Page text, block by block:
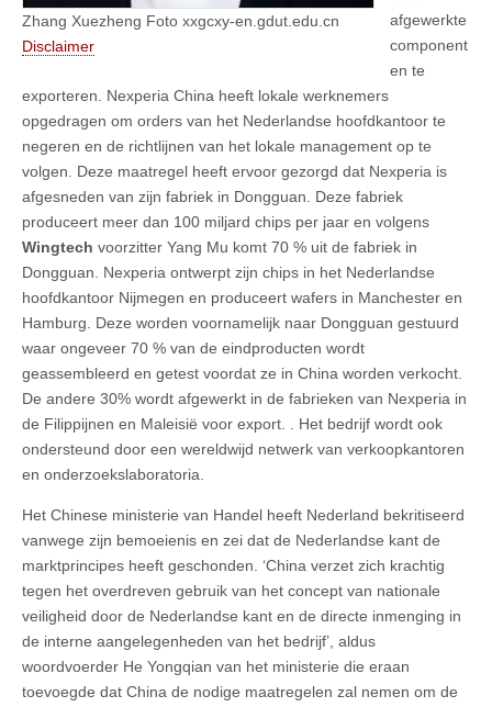
Zhang Xuezheng Foto xxgcxy-en.gdut.edu.cn
Disclaimer
afgewerkte
component
en te
exporteren. Nexperia China heeft lokale werknemers
opgedragen om orders van het Nederlandse hoofdkantoor te
negeren en de richtlijnen van het lokale management op te
volgen. Deze maatregel heeft ervoor gezorgd dat Nexperia is
afgesneden van zijn fabriek in Dongguan. Deze fabriek
produceert meer dan 100 miljard chips per jaar en volgens
Wingtech voorzitter Yang Mu komt 70 % uit de fabriek in
Dongguan. Nexperia ontwerpt zijn chips in het Nederlandse
hoofdkantoor Nijmegen en produceert wafers in Manchester en
Hamburg. Deze worden voornamelijk naar Dongguan gestuurd
waar ongeveer 70 % van de eindproducten wordt
geassembleerd en getest voordat ze in China worden verkocht.
De andere 30% wordt afgewerkt in de fabrieken van Nexperia in
de Filippijnen en Maleisië voor export. . Het bedrijf wordt ook
ondersteund door een wereldwijd netwerk van verkoopkantoren
en onderzoekslaboratoria.
Het Chinese ministerie van Handel heeft Nederland bekritiseerd
vanwege zijn bemoeienis en zei dat de Nederlandse kant de
marktprincipes heeft geschonden. ‘China verzet zich krachtig
tegen het overdreven gebruik van het concept van nationale
veiligheid door de Nederlandse kant en de directe inmenging in
de interne aangelegenheden van het bedrijf’, aldus
woordvoerder He Yongqian van het ministerie die eraan
toevoegde dat China de nodige maatregelen zal nemen om de